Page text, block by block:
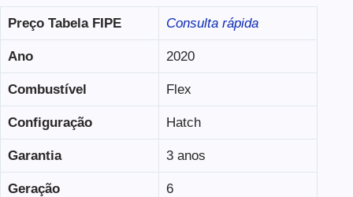
Preço Tabela FIPE Consulta rápida
Ano 2020
Combustível Flex
Configuração Hatch
Garantia 3 anos
Geração 6